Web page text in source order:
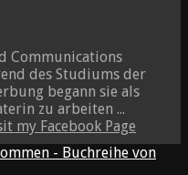
Communications
des Studiums der
begann sie als
zu arbeiten ...
my Facebook Page
- Buchreihe von